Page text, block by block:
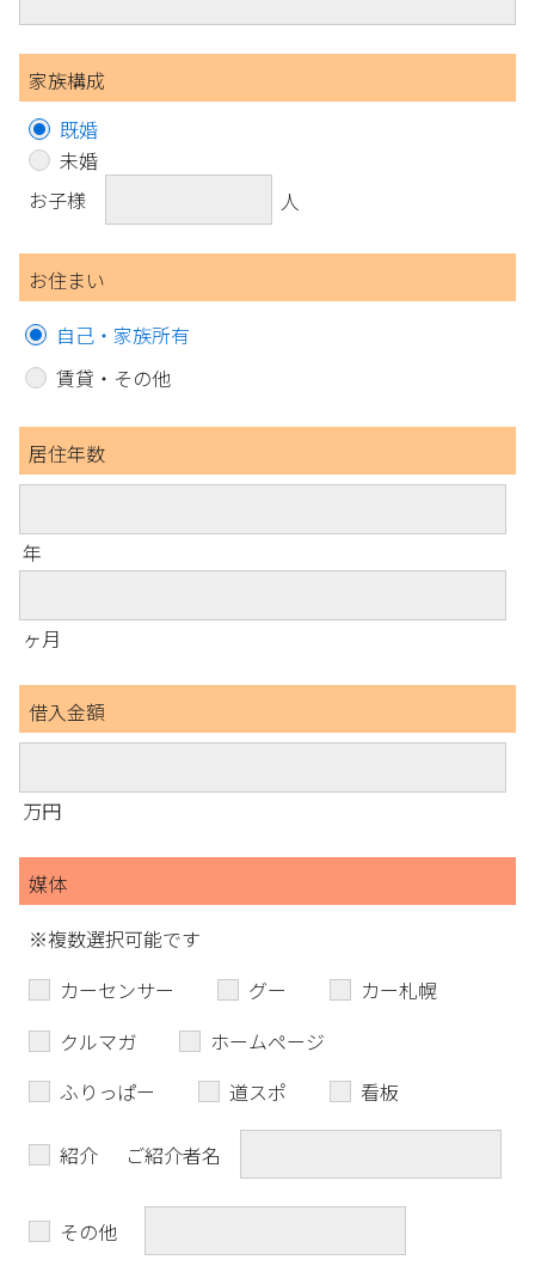
家族構成
既婚
未婚
お子様
人
お住まい
自己・家族所有
賃貸・その他
居住年数
年
ヶ月
借入金額
万円
媒体
※複数選択可能です
カーセンサー
グー
カー札幌
クルマガ
ホームページ
ふりっぱー
道スポ 看板
紹介 ご紹介者名
その他